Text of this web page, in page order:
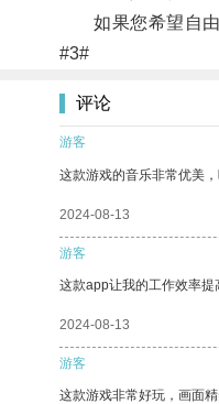
如果您希望自由
#3#
评论
游客
这款游戏的音乐非常优美，
2024-08-13
游客
这款app让我的工作效率提
2024-08-13
游客
这款游戏非常好玩，画面